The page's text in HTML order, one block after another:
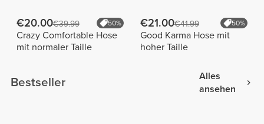
€20.00€39.99 50%
Crazy Comfortable Hose
mit normaler Taille
€21.00€41.99 50%
Good Karma Hose mit
hoher Taille
Bestseller
Alles
ansehen